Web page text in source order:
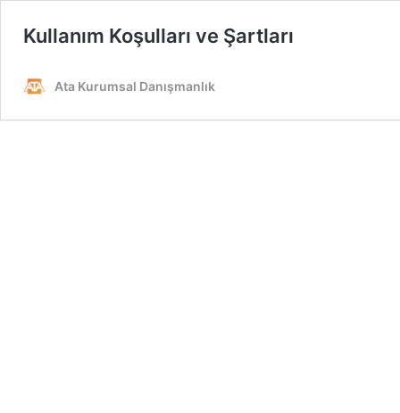
Kullanım Koşulları ve Şartları
Ata Kurumsal Danışmanlık